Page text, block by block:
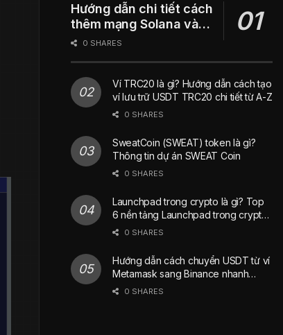
Hướng dẫn chi tiết cách
thêm mạng Solana vào
ví Metamask
0 SHARES
Ví TRC20 là gì? Hướng dẫn cách tạo
ví lưu trữ USDT TRC20 chi tiết từ A-Z
0 SHARES
SweatCoin (SWEAT) token là gì?
Thông tin dự án SWEAT Coin
0 SHARES
Launchpad trong crypto là gì? Top
6 nền tảng Launchpad trong crypto
phổ biến nhất hiện nay
0 SHARES
Hướng dẫn cách chuyển USDT từ ví
Metamask sang Binance nhanh
chóng
0 SHARES